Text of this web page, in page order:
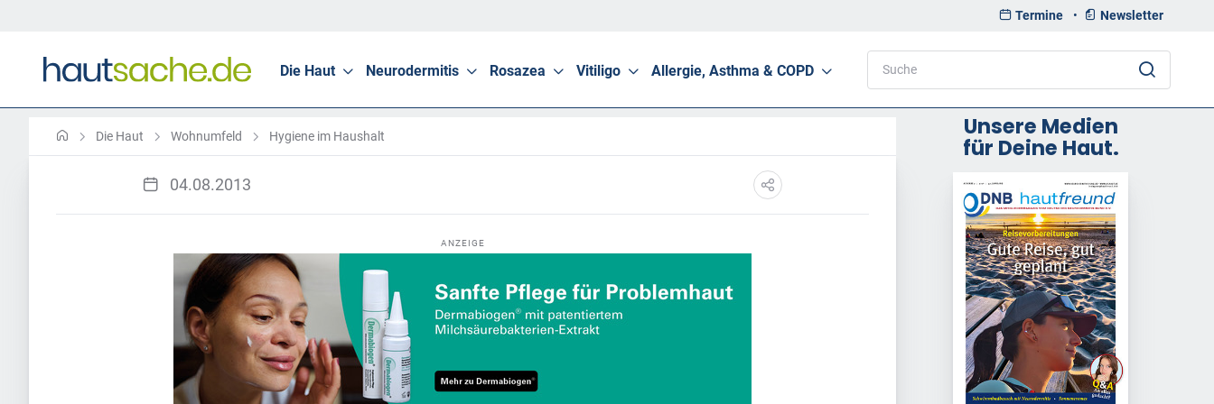
Termine • Newsletter
Die Haut Neurodermitis Rosazea Vitiligo Allergie, Asthma & COPD
Die Haut Wohnumfeld Hygiene im Haushalt
04.08.2013
ANZEIGE
Unsere Medien
für Deine Haut.